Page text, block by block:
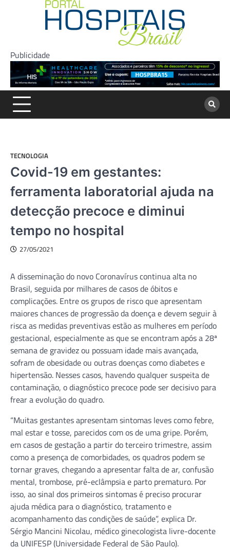
Publicidade
TECNOLOGIA
Covid-19 em gestantes:
ferramenta laboratorial ajuda na
detecção precoce e diminui
tempo no hospital
27/05/2021
A disseminação do novo Coronavírus continua alta no
Brasil, seguida por milhares de casos de óbitos e
complicações. Entre os grupos de risco que apresentam
maiores chances de progressão da doença e devem seguir à
risca as medidas preventivas estão as mulheres em período
gestacional, especialmente as que se encontram após a 28ª
semana de gravidez ou possuam idade mais avançada,
sofram de obesidade ou outras doenças como diabetes e
hipertensão. Nesses casos, havendo qualquer suspeita de
contaminação, o diagnóstico precoce pode ser decisivo para
frear a evolução do quadro.
“Muitas gestantes apresentam sintomas leves como febre,
mal estar e tosse, parecidos com os de uma gripe. Porém,
em casos de gestação a partir do terceiro trimestre, assim
como a presença de comorbidades, os quadros podem se
tornar graves, chegando a apresentar falta de ar, confusão
mental, trombose, pré-eclâmpsia e parto prematuro. Por
isso, ao sinal dos primeiros sintomas é preciso procurar
ajuda médica para o diagnóstico, tratamento e
acompanhamento das condições de saúde”, explica Dr.
Sérgio Mancini Nicolau, médico ginecologista livre-docente
da UNIFESP (Universidade Federal de São Paulo).